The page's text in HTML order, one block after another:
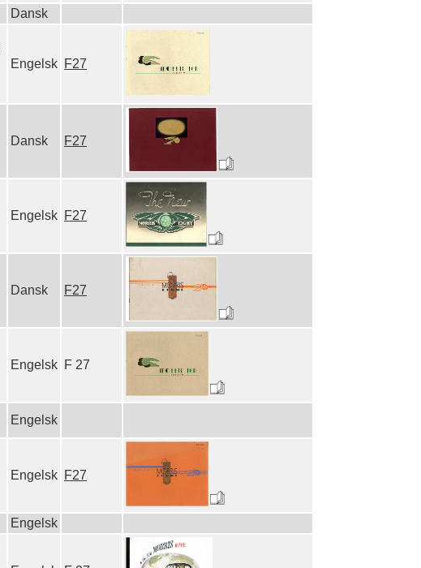
Dansk
Engelsk F27
Dansk F27
Engelsk F27
Dansk F27
Engelsk F 27
Engelsk
Engelsk F27
Engelsk